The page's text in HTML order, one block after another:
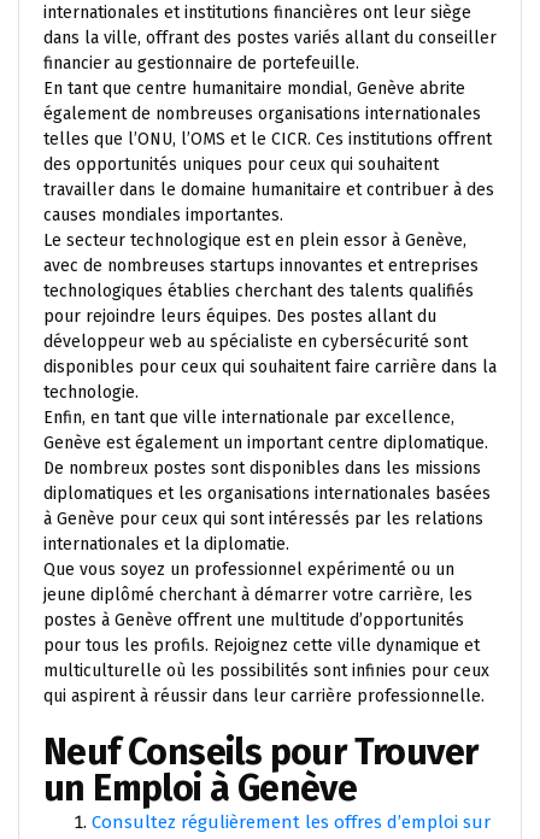
internationales et institutions financières ont leur siège
dans la ville, offrant des postes variés allant du conseiller
financier au gestionnaire de portefeuille.
En tant que centre humanitaire mondial, Genève abrite
également de nombreuses organisations internationales
telles que l’ONU, l’OMS et le CICR. Ces institutions offrent
des opportunités uniques pour ceux qui souhaitent
travailler dans le domaine humanitaire et contribuer à des
causes mondiales importantes.
Le secteur technologique est en plein essor à Genève,
avec de nombreuses startups innovantes et entreprises
technologiques établies cherchant des talents qualifiés
pour rejoindre leurs équipes. Des postes allant du
développeur web au spécialiste en cybersécurité sont
disponibles pour ceux qui souhaitent faire carrière dans la
technologie.
Enfin, en tant que ville internationale par excellence,
Genève est également un important centre diplomatique.
De nombreux postes sont disponibles dans les missions
diplomatiques et les organisations internationales basées
à Genève pour ceux qui sont intéressés par les relations
internationales et la diplomatie.
Que vous soyez un professionnel expérimenté ou un
jeune diplômé cherchant à démarrer votre carrière, les
postes à Genève offrent une multitude d’opportunités
pour tous les profils. Rejoignez cette ville dynamique et
multiculturelle où les possibilités sont infinies pour ceux
qui aspirent à réussir dans leur carrière professionnelle.
Neuf Conseils pour Trouver
un Emploi à Genève
Consultez régulièrement les offres d’emploi sur